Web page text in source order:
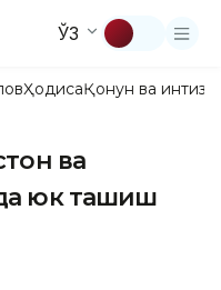
ЎЗ
ҲодисаҚонун ва
ва
юк ташиш